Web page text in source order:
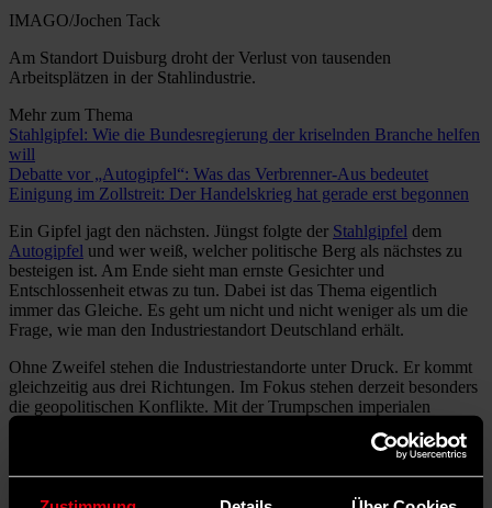
IMAGO/Jochen Tack
Am Standort Duisburg droht der Verlust von tausenden
Arbeitsplätzen in der Stahlindustrie.
Mehr zum Thema
Stahlgipfel: Wie die Bundesregierung der kriselnden Branche helfen
will
Debatte vor „Autogipfel“: Was das Verbrenner-Aus bedeutet
Einigung im Zollstreit: Der Handelskrieg hat gerade erst begonnen
Ein Gipfel jagt den nächsten. Jüngst folgte der Stahlgipfel dem
Autogipfel und wer weiß, welcher politische Berg als nächstes zu
besteigen ist. Am Ende sieht man ernste Gesichter und
Entschlossenheit etwas zu tun. Dabei ist das Thema eigentlich
immer das Gleiche. Es geht um nicht und nicht weniger als um die
Frage, wie man den Industriestandort Deutschland erhält.
Ohne Zweifel stehen die Industriestandorte unter Druck. Er kommt
gleichzeitig aus drei Richtungen. Im Fokus stehen derzeit besonders
die geopolitischen Konflikte. Mit der Trumpschen imperialen
Handelspolitik und chinesischen Machtspielen ist die multilaterale
Welthandelsordnung zusammengebrochen. Handel ist zum